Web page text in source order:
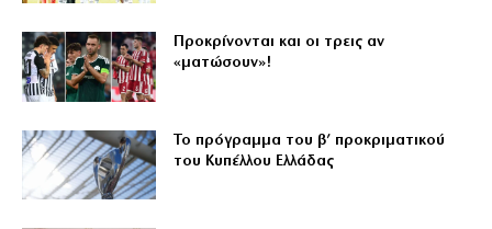
Προκρίνονται και οι τρεις αν
«ματώσουν»!
Το πρόγραμμα του β’ προκριματικού
του Κυπέλλου Ελλάδας